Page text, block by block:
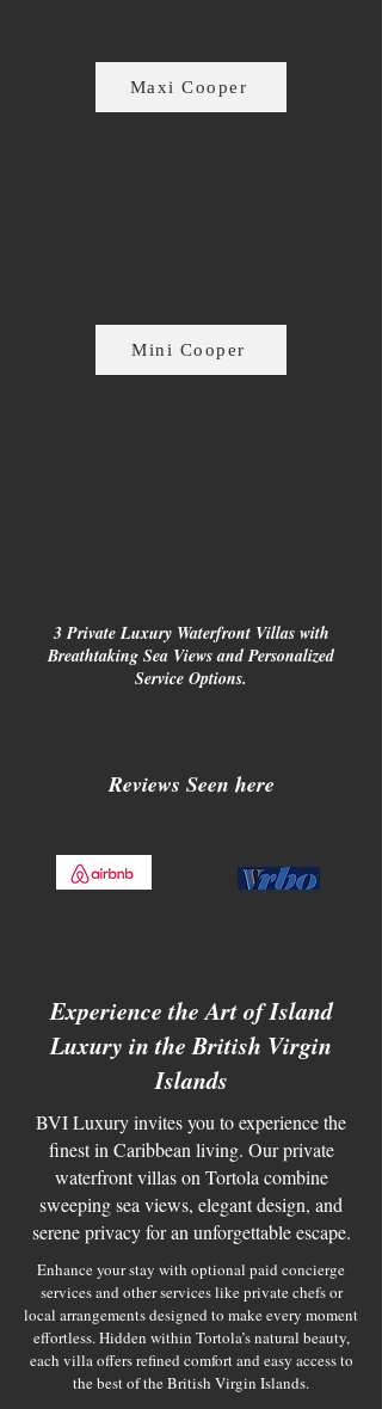
Maxi Cooper
Mini Cooper
3 Private Luxury Waterfront Villas with
Breathtaking Sea Views and Personalized
Service Options.
Reviews Seen here
Experience the Art of Island
Luxury in the British Virgin
Islands
BVI Luxury invites you to experience the
finest in Caribbean living. Our private
waterfront villas on Tortola combine
sweeping sea views, elegant design, and
serene privacy for an unforgettable escape.
Enhance your stay with optional paid concierge
services and other services like private chefs or
local arrangements designed to make every moment
effortless. Hidden within Tortola’s natural beauty,
each villa offers refined comfort and easy access to
the best of the British Virgin Islands.